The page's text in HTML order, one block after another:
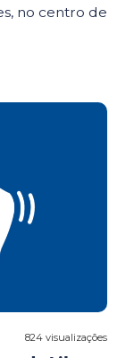
no centro de
824 visualizações